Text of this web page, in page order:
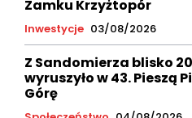
Zamku Krzyżtopór
Inwestycje 03/08/2026
Z Sandomierza blisko
wyruszyło w 43. Pieszą
Górę